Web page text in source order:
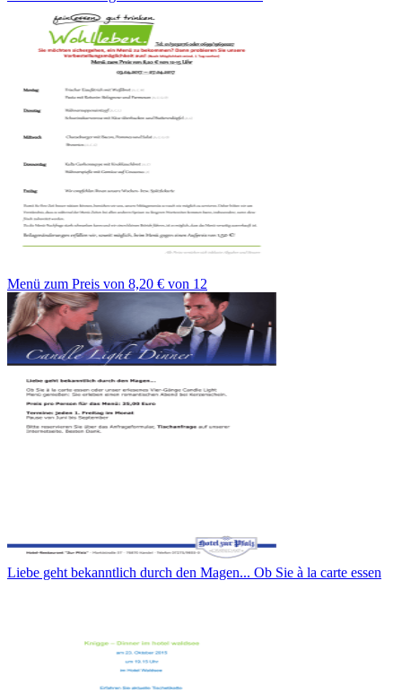
Menü zum Preis von 8,20 € von 12
Liebe geht bekanntlich durch den Magen... Ob Sie à la carte essen